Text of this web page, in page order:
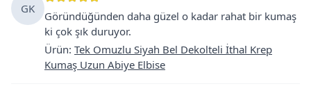
GK
Göründüğünden daha güzel o kadar rahat bir kumaş
ki çok şık duruyor.
Ürün: Tek Omuzlu Siyah Bel Dekolteli İthal Krep
Kumaş Uzun Abiye Elbise